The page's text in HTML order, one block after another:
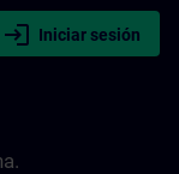
login Iniciar sesión